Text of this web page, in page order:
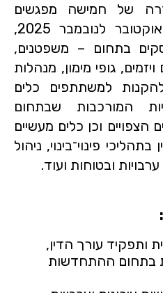
של חמישה מפגשים
מקצועיים הנערכים בין אוקטובר לנובמבר 2025,
בתחום – משפטנים,
גופי מימון, מנהלות
למשתתפים כלים
המורכבות שבתחום
וכן כלים מעשיים
פינוי־בינוי, ניהול
ובטוחות ועוד.
ותפקיד עורך הדין,
בתחום ההתחדשות